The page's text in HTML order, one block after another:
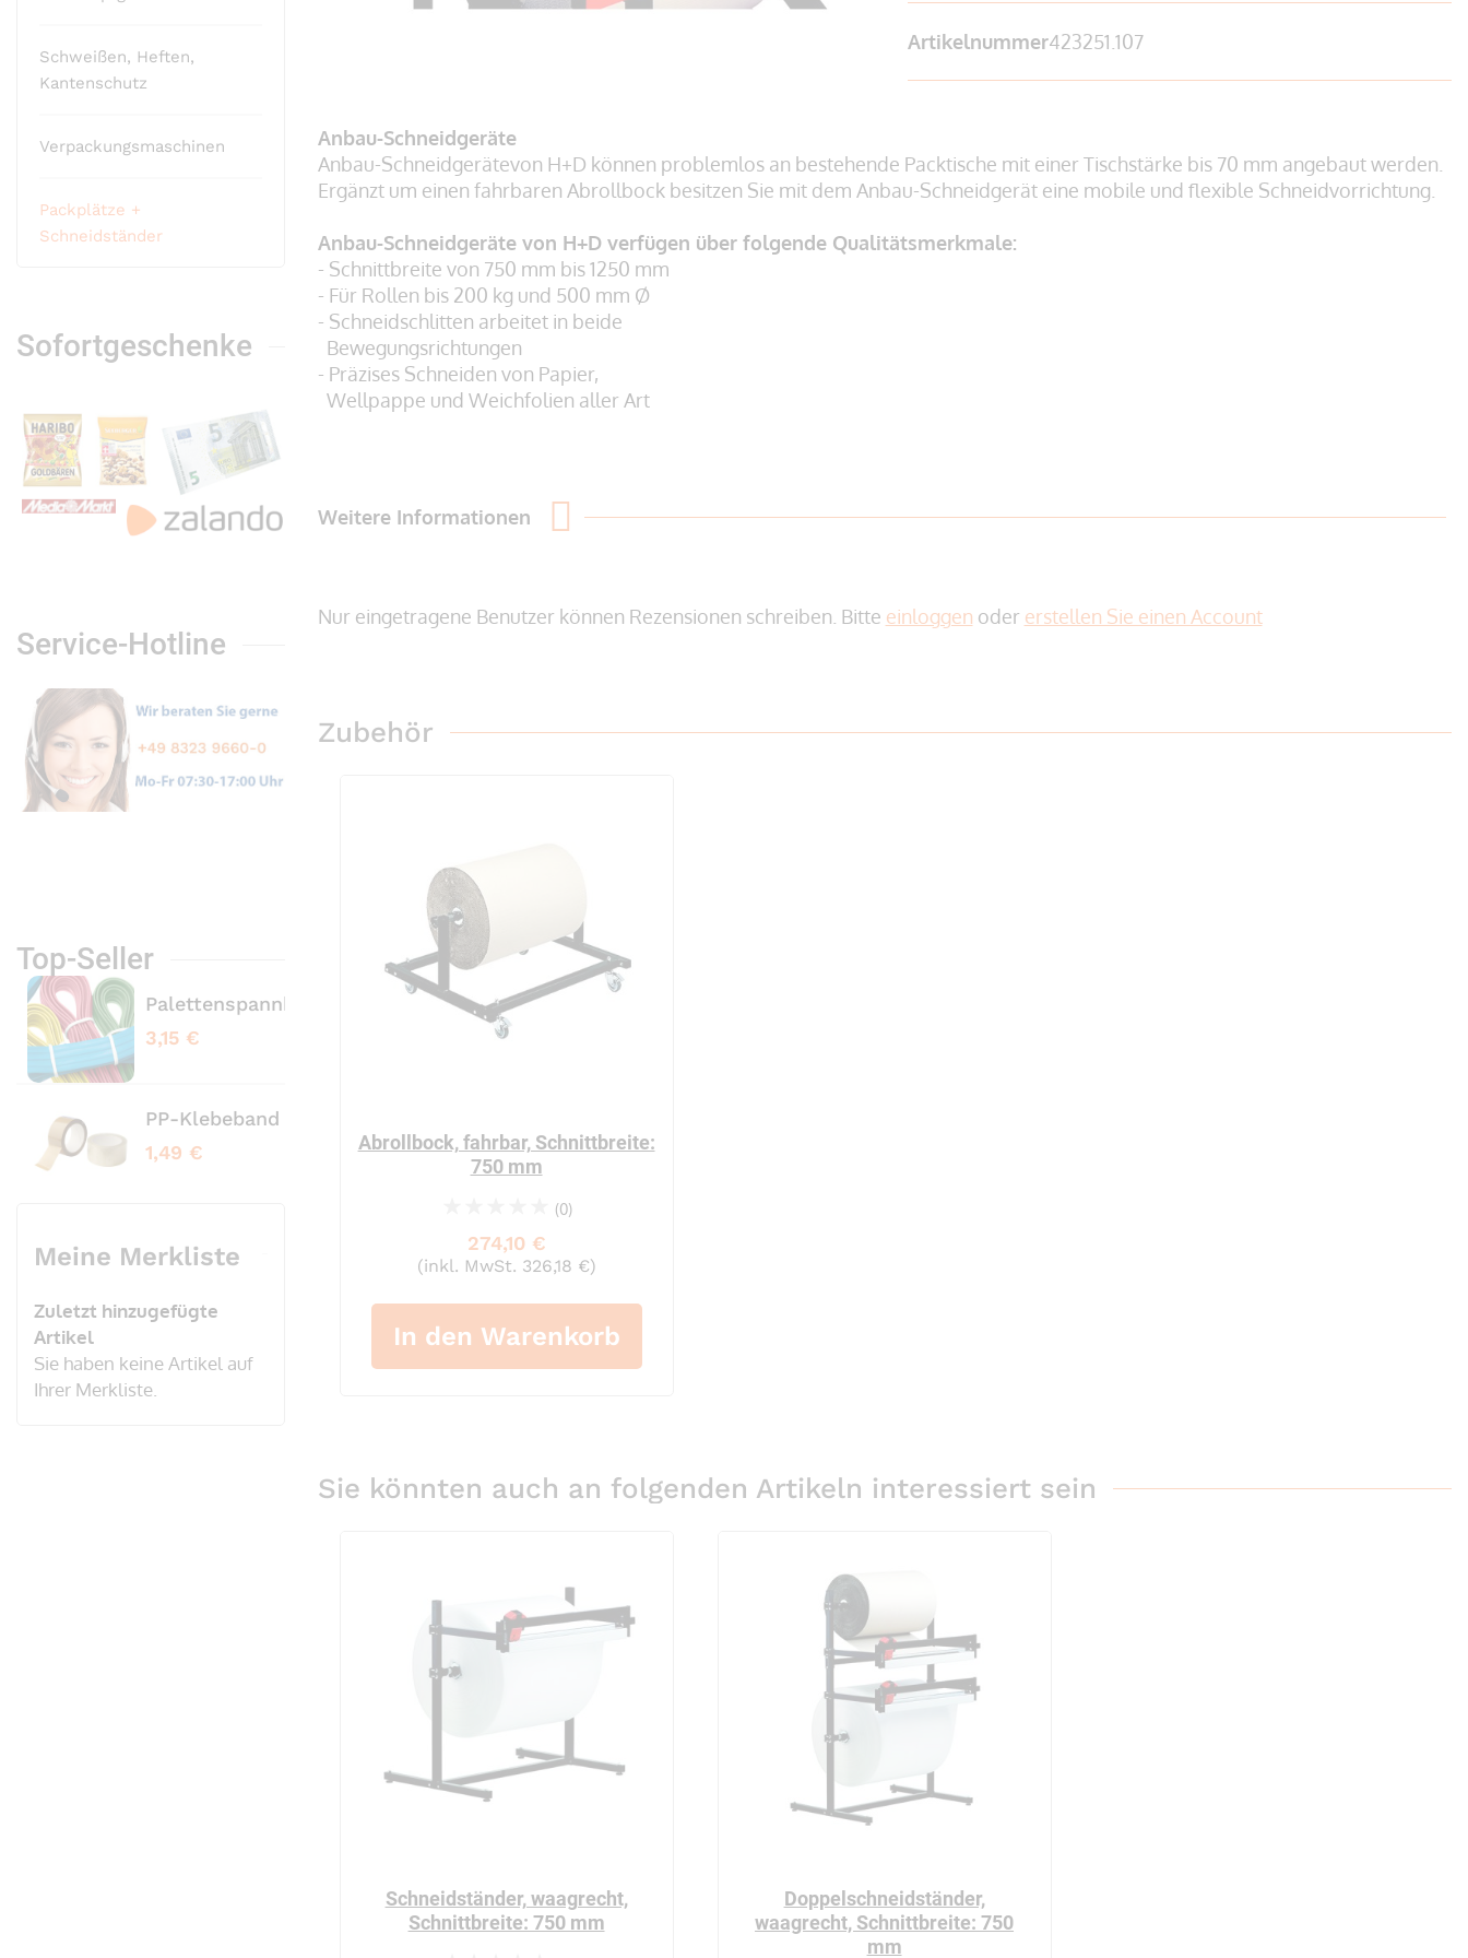
Schweißen, Heften,
Kantenschutz
Verpackungsmaschinen
Packplätze +
Schneidständer
Sofortgeschenke
Service-Hotline
Top-Seller
Palettenspannbänder profiliert blau: Umfang 1800 mm
3,15 €
PP-Klebeband transparent No Noise, 66m x 50mm (46 my)
1,49 €
Palettenspannbänder profiliert gelb: Umfang 2100 mm
3,65 €
3,20 €
Meine Merkliste
Zuletzt hinzugefügte
Artikel
Sie haben keine Artikel auf
Ihrer Merkliste.
Bildergalerie
springen
Artikelnummer423251.107
Anbau-Schneidgeräte
Anbau-Schneidgerätevon H+D können problemlos an bestehende Packtische mit einer Tischstärke bis 70 mm angebaut werden.
Ergänzt um einen fahrbaren Abrollbock besitzen Sie mit dem Anbau-Schneidgerät eine mobile und flexible Schneidvorrichtung.
Anbau-Schneidgeräte von H+D verfügen über folgende Qualitätsmerkmale:
- Schnittbreite von 750 mm bis 1250 mm
- Für Rollen bis 200 kg und 500 mm Ø
- Schneidschlitten arbeitet in beide
Bewegungsrichtungen
- Präzises Schneiden von Papier,
Wellpappe und Weichfolien aller Art
Weitere Informationen
Nur eingetragene Benutzer können Rezensionen schreiben. Bitte einloggen oder erstellen Sie einen Account
Zubehör
Abrollbock, fahrbar, Schnittbreite:
750 mm
(0)
274,10 €
(inkl. MwSt. 326,18 €)
In den Warenkorb
Sie könnten auch an folgenden Artikeln interessiert sein
Schneidständer, waagrecht,
Schnittbreite: 750 mm
Doppelschneidständer,
waagrecht, Schnittbreite: 750
mm